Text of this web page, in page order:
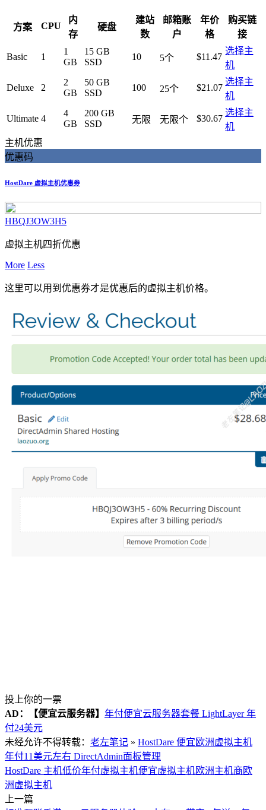
方案 CPU
内
存
硬盘
建站
数
邮箱账
户
年价
格
购买链
接
Basic 1
1
GB
15 GB
SSD
10 5个 $11.47
选择主
机
Deluxe 2
2
GB
50 GB
SSD
100 25个 $21.07
选择主
机
Ultimate 4
4
GB
200 GB
SSD
无限 无限个 $30.67
选择主
机
主机优惠
优惠码
HostDare 虚拟主机优惠券
HBQJ3OW3H5
虚拟主机四折优惠
More Less
这里可以用到优惠券才是优惠后的虚拟主机价格。
投上你的一票
AD：
【便宜云服务器】 年付便宜云服务器套餐 LightLayer 年
付24美元
未经允许不得转载： 老左笔记 » HostDare 便宜欧洲虚拟主机
年付11美元左右 DirectAdmin面板管理
HostDare 主机低价年付虚拟主机便宜虚拟主机欧洲主机商欧
洲虚拟主机
上一篇